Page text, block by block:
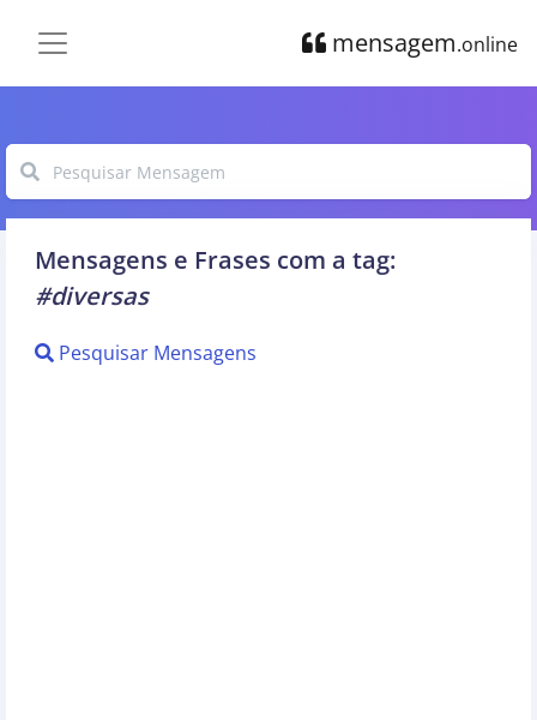
mensagem.online
Mensagens e Frases com a tag:
#diversas
Pesquisar Mensagens